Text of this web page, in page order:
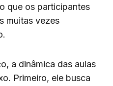
que os participantes
muitas vezes
a dinâmica das aulas
Primeiro, ele busca